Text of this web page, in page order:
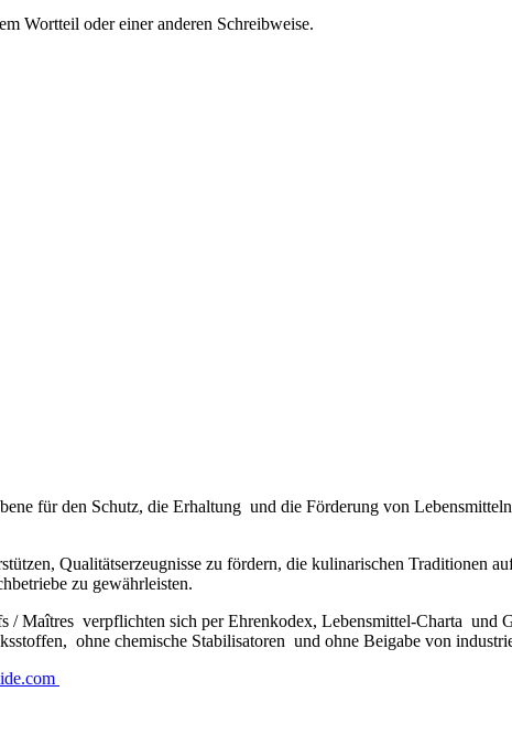
Wortteil oder einer anderen Schreibweise.
für den Schutz, die Erhaltung und die Förderung von
Qualitätserzeugnisse zu fördern, die kulinarischen Traditionen
zu gewährleisten.
/ Maîtres verpflichten sich per Ehrenkodex, Lebensmittel-Charta und
ohne chemische Stabilisatoren und ohne Beigabe von